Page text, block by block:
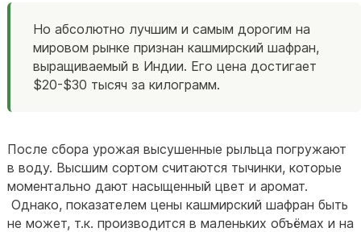
Но абсолютно лучшим и самым дорогим на
мировом рынке признан кашмирский шафран,
выращиваемый в Индии. Его цена достигает
$20-$30 тысяч за килограмм.
После сбора урожая высушенные рыльца погружают
в воду. Высшим сортом считаются тычинки, которые
моментально дают насыщенный цвет и аромат.
Однако, показателем цены кашмирский шафран быть
не может, т.к. производится в маленьких объёмах и на